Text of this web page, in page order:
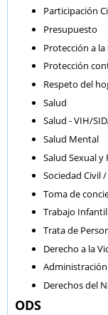
Participación
Presupuesto
Protección a la
Protección
Respeto del
Salud
Salud - VIH/
Salud Mental
Salud Sexual
Sociedad Civil
Toma de
Trabajo Infantil
Trata de
Derecho a la
Administración
Derechos del
ODS